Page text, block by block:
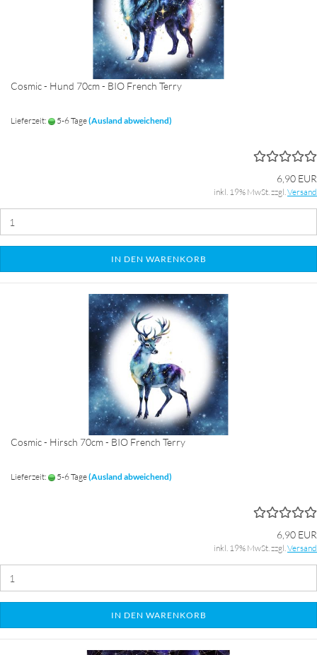
Cosmic - Hund 70cm - BIO French Terry
Lieferzeit: 5-6 Tage(Ausland abweichend)
6,90 EUR
inkl. 19% MwSt. zzgl.Versand
IN DEN WARENKORB
Cosmic - Hirsch 70cm - BIO French Terry
Lieferzeit: 5-6 Tage(Ausland abweichend)
6,90 EUR
inkl. 19% MwSt. zzgl.Versand
IN DEN WARENKORB